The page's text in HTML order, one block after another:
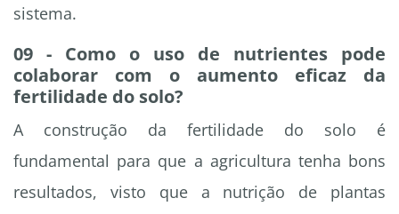
sistema.
09 - Como o uso de nutrientes pode
colaborar com o aumento eficaz da
fertilidade do solo?
A construção da fertilidade do solo é
fundamental para que a agricultura tenha bons
resultados, visto que a nutrição de plantas